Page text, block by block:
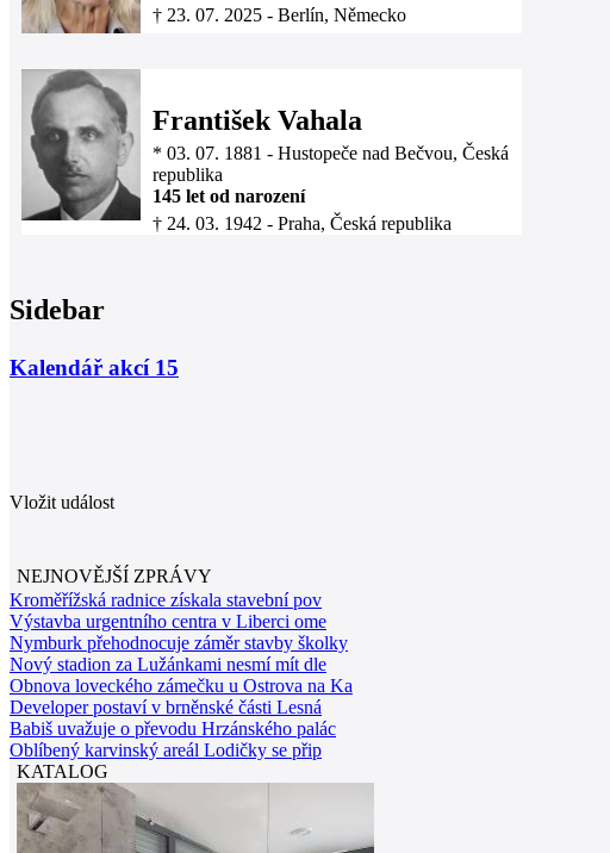
† 23. 07. 2025 - Berlín, Německo
František Vahala
* 03. 07. 1881 - Hustopeče nad Bečvou, Česká
republika
145 let od narození
† 24. 03. 1942 - Praha, Česká republika
Sidebar
Kalendář akcí 15
Vložit událost
NEJNOVĚJŠÍ ZPRÁVY
Kroměřížská radnice získala stavební pov
Výstavba urgentního centra v Liberci ome
Nymburk přehodnocuje záměr stavby školky
Nový stadion za Lužánkami nesmí mít dle
Obnova loveckého zámečku u Ostrova na Ka
Developer postaví v brněnské části Lesná
Babiš uvažuje o převodu Hrzánského palác
Oblíbený karvinský areál Lodičky se přip
KATALOG